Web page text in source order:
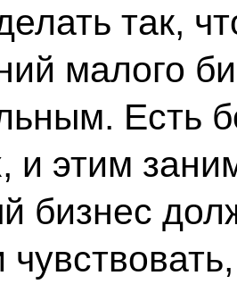
так,
малого
Есть
и этим
бизнес